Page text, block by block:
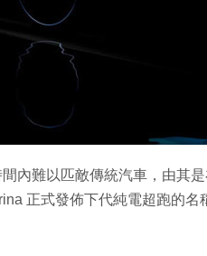
內難以匹敵傳統汽車，由其
正式發佈下代純電超跑的名